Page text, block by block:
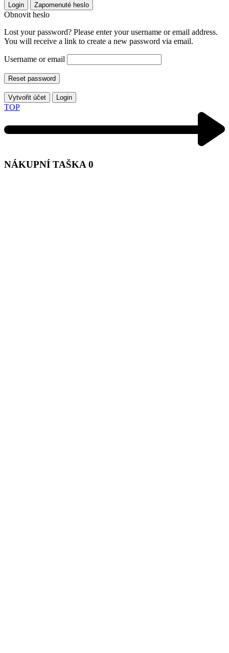
Login Zapomenuté heslo
Obnovit heslo
Lost your password? Please enter your username or email address.
You will receive a link to create a new password via email.
Username or email
Reset password
Vytvořit účet Login
TOP
NÁKUPNÍ TAŠKA 0